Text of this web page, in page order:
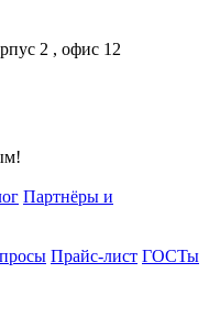
2 , офис 12
Партнёры и
Прайс-лист ГОСТы